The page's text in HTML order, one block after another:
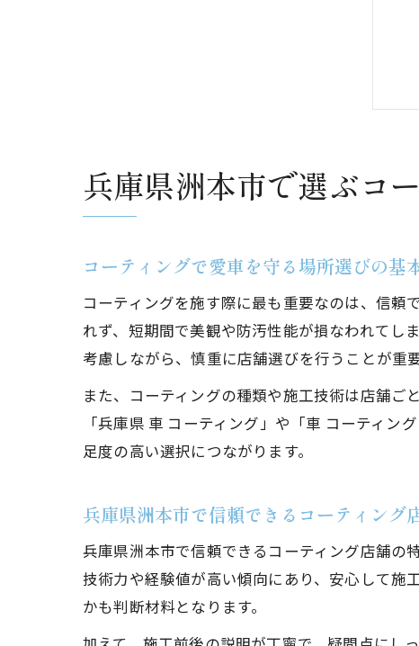
兵庫県洲本市で選ぶコ
コーティングで愛車を守る場所選びの基
コーティングを施す際に最も重要なのは、信頼
れず、短期間で美観や防汚性能が損なわれてし
考慮しながら、慎重に店舗選びを行うことが重要
また、コーティングの種類や施工技術は店舗
「兵庫県 車 コーティング」や「車 コーティ
足度の高い選択につながります。
兵庫県洲本市で信頼できるコーティング
兵庫県洲本市で信頼できるコーティング店舗の
技術力や経験値が高い傾向にあり、安心して施
かも判断材料となります。